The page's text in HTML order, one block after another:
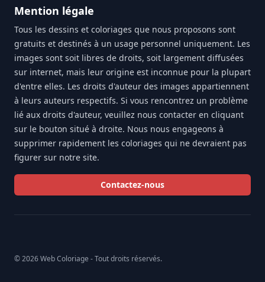
Mention légale
Tous les dessins et coloriages que nous proposons sont
gratuits et destinés à un usage personnel uniquement. Les
images sont soit libres de droits, soit largement diffusées
sur internet, mais leur origine est inconnue pour la plupart
d'entre elles. Les droits d'auteur des images appartiennent
à leurs auteurs respectifs. Si vous rencontrez un problème
lié aux droits d'auteur, veuillez nous contacter en cliquant
sur le bouton situé à droite. Nous nous engageons à
supprimer rapidement les coloriages qui ne devraient pas
figurer sur notre site.
Contactez-nous
© 2026 Web Coloriage - Tout droits réservés.